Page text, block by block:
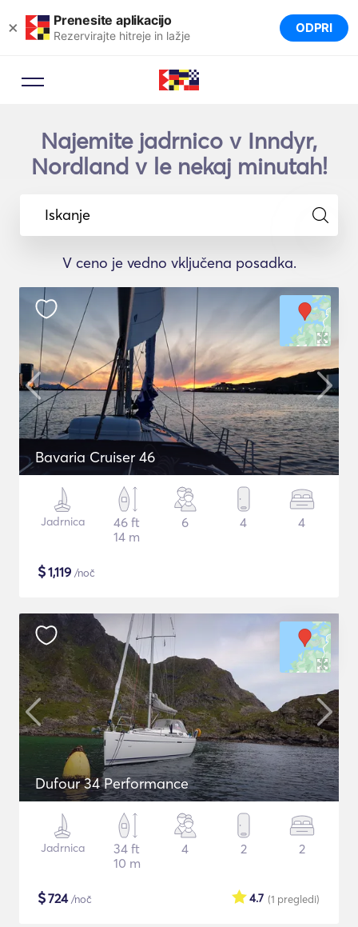
× Prenesite aplikacijo
Rezervirajte hitreje in lažje ODPRI
Najemite jadrnico v Inndyr,
Nordland v le nekaj minutah!
Iskanje
V ceno je vedno vključena posadka.
Bavaria Cruiser 46
Jadrnica
46 ft
14 m
6 4 4
$1,119 /noč
Dufour 34 Performance
Jadrnica
34 ft
10 m
4 2 2
$724/noč (1 pregledi)
4.7